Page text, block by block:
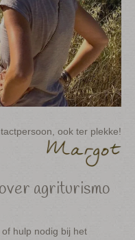
ook ter plekke!
agriturismo
hulp nodig bij het